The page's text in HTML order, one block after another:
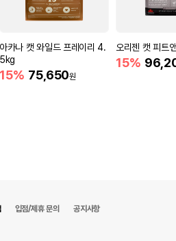
아카나 캣 와일드 프레이리 4.
5kg
15% 75,650원
오리젠 캣 피트
15%
입점/제휴 문의 공지사항